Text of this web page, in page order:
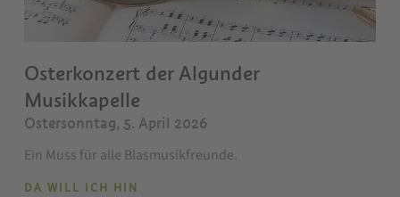
Osterkonzert der Algunder
Musikkapelle
Ostersonntag, 5. April 2026
Ein Muss für alle Blasmusikfreunde.
DA WILL ICH HIN